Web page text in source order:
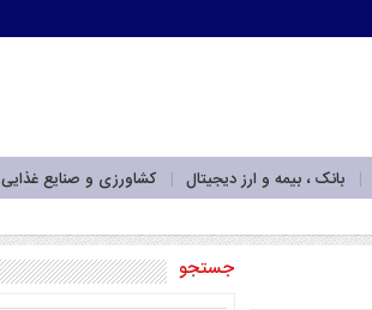
بانک ، بیمه و ارز دیجیتال کشاورزی و صنایع غذایی
جستجو